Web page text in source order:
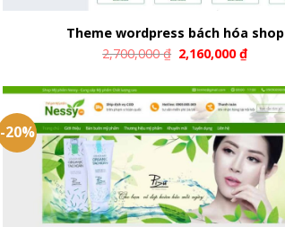
Theme wordpress bách hóa shop
2,700,000₫ 2,160,000₫
-20%